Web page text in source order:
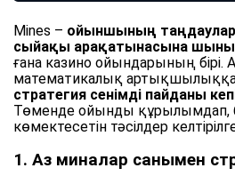
Mines – ойыншының
сыйақы арақатынасына
ғана казино ойындарының бірі.
математикалық
стратегия сенімді пайданы
Төменде ойынды құрылымдап,
көмектесетін тәсілдер
1. Аз миналар санымен